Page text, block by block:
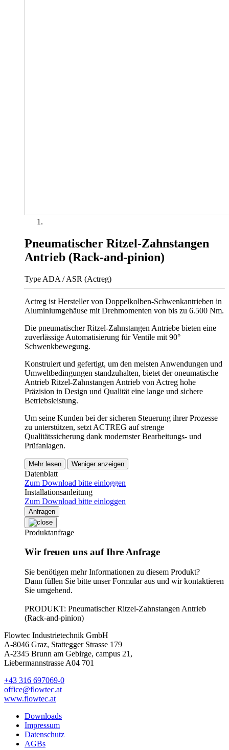
Pneumatischer Ritzel-Zahnstangen
Antrieb (Rack-and-pinion)
Type ADA / ASR (Actreg)
Actreg ist Hersteller von Doppelkolben-Schwenkantrieben in
Aluminiumgehäuse mit Drehmomenten von bis zu 6.500 Nm.
Die pneumatischer Ritzel-Zahnstangen Antriebe bieten eine
zuverlässige Automatisierung für Ventile mit 90°
Schwenkbewegung.
Konstruiert und gefertigt, um den meisten Anwendungen und
Umweltbedingungen standzuhalten, bietet der oneumatische
Antrieb Ritzel-Zahnstangen Antrieb von Actreg hohe
Präzision in Design und Qualität eine lange und sichere
Betriebsleistung.
Um seine Kunden bei der sicheren Steuerung ihrer Prozesse
zu unterstützen, setzt ACTREG auf strenge
Qualitätssicherung dank modernster Bearbeitungs- und
Prüfanlagen.
Mehr lesen Weniger anzeigen
Datenblatt
Zum Download bitte einloggen
Installationsanleitung
Zum Download bitte einloggen
Anfragen
Produktanfrage
Wir freuen uns auf Ihre Anfrage
Sie benötigen mehr Informationen zu diesem Produkt?
Dann füllen Sie bitte unser Formular aus und wir kontaktieren
Sie umgehend.
PRODUKT: Pneumatischer Ritzel-Zahnstangen Antrieb
(Rack-and-pinion)
Flowtec Industrietechnik GmbH
A-8046 Graz, Stattegger Strasse 179
A-2345 Brunn am Gebirge, campus 21,
Liebermannstrasse A04 701
+43 316 697069-0
office@flowtec.at
www.flowtec.at
Downloads
Impressum
Datenschutz
AGBs